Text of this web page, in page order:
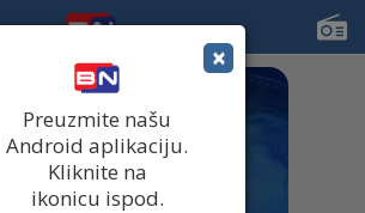
×
Preuzmite našu
Android aplikaciju.
Kliknite na
ikonicu ispod.